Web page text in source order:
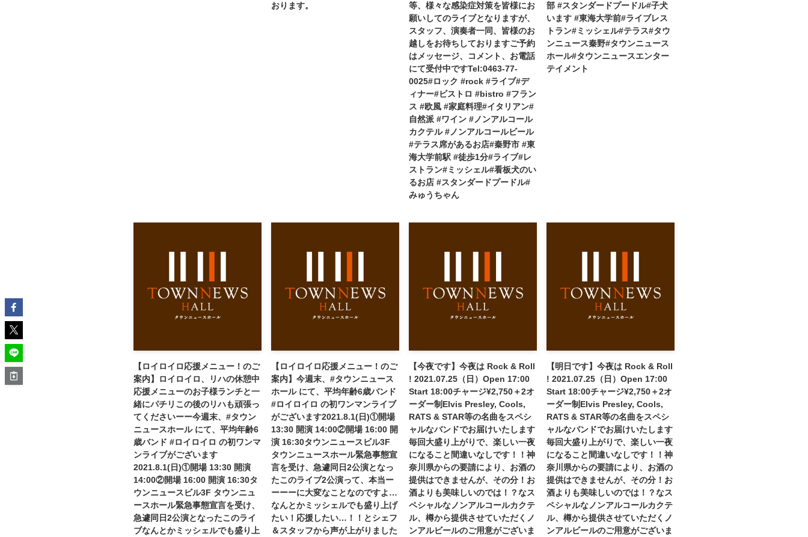
おります。
等、様々な感染症対策を皆様にお
願いしてのライブとなりますが、
スタッフ、演奏者一同、皆様のお
越しをお待ちしておりますご予約
はメッセージ、コメント、お電話
にて受付中ですTel:0463-77-
0025#ロック #rock #ライブ#デ
ィナー#ビストロ #bistro #フラン
ス #欧風 #家庭料理#イタリアン#
自然派 #ワイン #ノンアルコール
カクテル #ノンアルコールビール
#テラス席があるお店#秦野市 #東
海大学前駅 #徒歩1分#ライブ#レ
ストラン#ミッシェル#看板犬のい
るお店 #スタンダードプードル#
みゅうちゃん
部 #スタンダードプードル#子犬
います #東海大学前#ライブレス
トラン#ミッシェル#テラス#タウ
ンニュース秦野#タウンニュース
ホール#タウンニュースエンター
テイメント
【ロイロイロ応援メニュー！のご
案内】ロイロイロ、リハの休憩中
応援メニューのお子様ランチと一
緒にパチリこの後のリハも頑張っ
てくださいーー今週末、#タウン
ニュースホール にて、平均年齢6
歳バンド #ロイロイロ の初ワンマ
ンライブがございます
2021.8.1(日)①開場 13:30 開演
14:00②開場 16:00 開演 16:30タ
ウンニュースビル3F タウンニュ
ースホール緊急事態宣言を受け、
急遽同日2公演となったこのライ
ブなんとかミッシェルでも盛り上
【ロイロイロ応援メニュー！のご
案内】今週末、#タウンニュース
ホール にて、平均年齢6歳バンド
#ロイロイロ の初ワンマンライブ
がございます2021.8.1(日)①開場
13:30 開演 14:00②開場 16:00 開
演 16:30タウンニュースビル3F
タウンニュースホール緊急事態宣
言を受け、急遽同日2公演となっ
たこのライブ2公演って、本当ー
ーーーに大変なことなのですよ…
なんとかミッシェルでも盛り上げ
たい！応援したい…！！とシェフ
＆スタッフから声が上がりました
【今夜です】今夜は Rock & Roll
! 2021.07.25（日）Open 17:00
Start 18:00チャージ¥2,750＋2オ
ーダー制Elvis Presley, Cools,
RATS & STAR等の名曲をスペシ
ャルなバンドでお届けいたします
毎回大盛り上がりで、楽しい一夜
になること間違いなしです！！神
奈川県からの要請により、お酒の
提供はできませんが、その分！お
酒よりも美味しいのでは！？なス
ペシャルなノンアルコールカクテ
ル、樽から提供させていただくノ
ンアルビールのご用意がございま
【明日です】今夜は Rock & Roll
! 2021.07.25（日）Open 17:00
Start 18:00チャージ¥2,750＋2オ
ーダー制Elvis Presley, Cools,
RATS & STAR等の名曲をスペシ
ャルなバンドでお届けいたします
毎回大盛り上がりで、楽しい一夜
になること間違いなしです！！神
奈川県からの要請により、お酒の
提供はできませんが、その分！お
酒よりも美味しいのでは！？なス
ペシャルなノンアルコールカクテ
ル、樽から提供させていただくノ
ンアルビールのご用意がございま